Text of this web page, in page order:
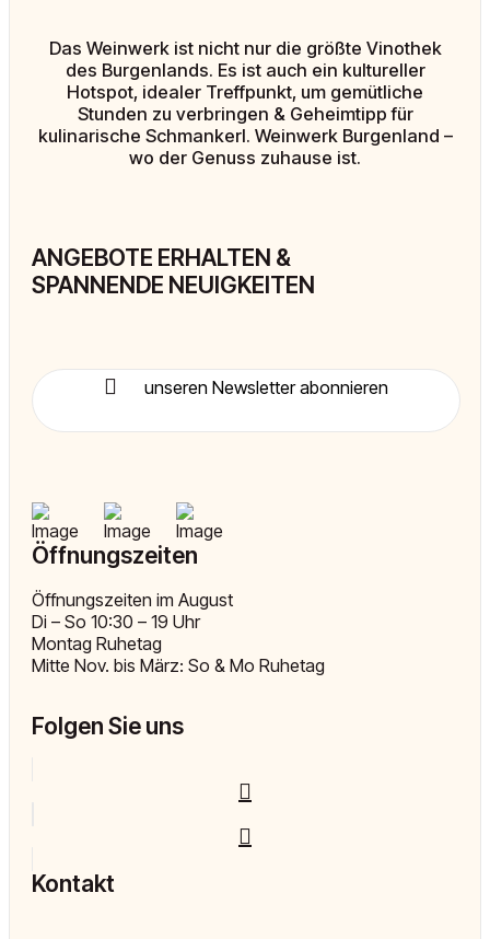
Das Weinwerk ist nicht nur die größte Vinothek
des Burgenlands. Es ist auch ein kultureller
Hotspot, idealer Treffpunkt, um gemütliche
Stunden zu verbringen & Geheimtipp für
kulinarische Schmankerl. Weinwerk Burgenland –
wo der Genuss zuhause ist.
ANGEBOTE ERHALTEN &
SPANNENDE NEUIGKEITEN
unseren Newsletter abonnieren
Öffnungszeiten
Öffnungszeiten im August
Di – So 10:30 – 19 Uhr
Montag Ruhetag
Mitte Nov. bis März: So & Mo Ruhetag
Folgen Sie uns
Kontakt